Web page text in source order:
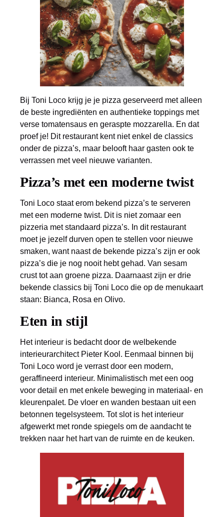
Bij Toni Loco krijg je je pizza geserveerd met alleen
de beste ingrediënten en authentieke toppings met
verse tomatensaus en geraspte mozzarella. En dat
proef je! Dit restaurant kent niet enkel de classics
onder de pizza’s, maar belooft haar gasten ook te
verrassen met veel nieuwe varianten.
Pizza’s met een moderne twist
Toni Loco staat erom bekend pizza’s te serveren
met een moderne twist. Dit is niet zomaar een
pizzeria met standaard pizza’s. In dit restaurant
moet je jezelf durven open te stellen voor nieuwe
smaken, want naast de bekende pizza’s zijn er ook
pizza’s die je nog nooit hebt gehad. Van sesam
crust tot aan groene pizza. Daarnaast zijn er drie
bekende classics bij Toni Loco die op de menukaart
staan: Bianca, Rosa en Olivo.
Eten in stijl
Het interieur is bedacht door de welbekende
interieurarchitect Pieter Kool. Eenmaal binnen bij
Toni Loco word je verrast door een modern,
geraffineerd interieur. Minimalistisch met een oog
voor detail en met enkele beweging in materiaal- en
kleurenpalet. De vloer en wanden bestaan uit een
betonnen tegelsysteem. Tot slot is het interieur
afgewerkt met ronde spiegels om de aandacht te
trekken naar het hart van de ruimte en de keuken.